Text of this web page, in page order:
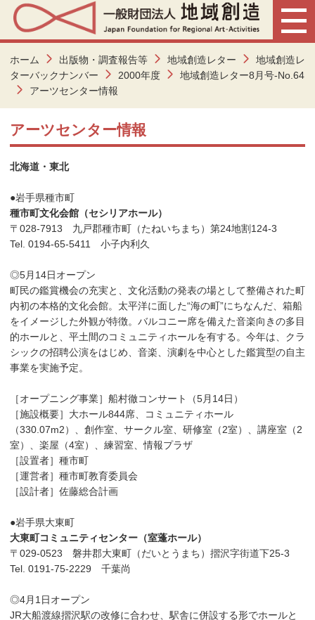
ホーム 出版物・調査報告等 地域創造レター
地域創造レ
ターバックナンバー
2000年度
地域創造レター8月号-No.64
アーツセンター情報
アーツセンター情報
北海道・東北
●岩手県種市町
種市町文化会館（セシリアホール）
〒028-7913 九戸郡種市町（たねいちまち）第24地割124-3
Tel. 0194-65-5411 小子内利久
◎5月14日オープン
町民の鑑賞機会の充実と、文化活動の発表の場として整備された町
内初の本格的文化会館。太平洋に面した“海の町”にちなんだ、箱船
をイメージした外観が特徴。バルコニー席を備えた音楽向きの多目
的ホールと、平土間のコミュニティホールを有する。今年は、クラ
シックの招聘公演をはじめ、音楽、演劇を中心とした鑑賞型の自主
事業を実施予定。
［オープニング事業］船村徹コンサート（5月14日）
［施設概要］大ホール844席、コミュニティホール
（330.07m2）、創作室、サークル室、研修室（2室）、講座室（2
室）、楽屋（4室）、練習室、情報プラザ
［設置者］種市町
［運営者］種市町教育委員会
［設計者］佐藤総合計画
●岩手県大東町
大東町コミュニティセンター（室蓬ホール）
〒029-0523 磐井郡大東町（だいとうまち）摺沢字街道下25-3
Tel. 0191-75-2229 千葉尚
◎4月1日オープン
JR大船渡線摺沢駅の改修に合わせ、駅舎に併設する形でホールと